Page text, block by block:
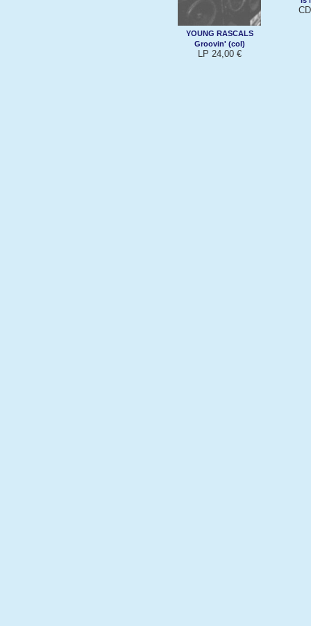
YOUNG RASCALS
Groovin' (col)
LP 24,00 €